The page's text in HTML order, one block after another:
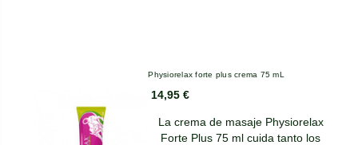
Physiorelax forte plus crema 75 mL
14,95 €
La crema de masaje Physiorelax
Forte Plus 75 ml cuida tanto los